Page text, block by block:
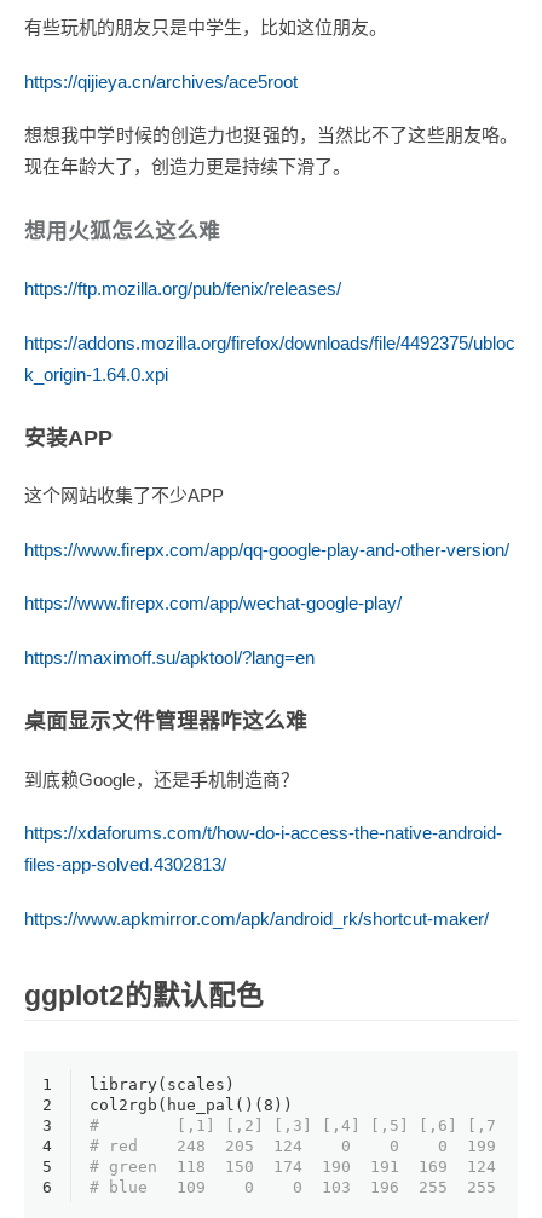
有些玩机的朋友只是中学生，比如这位朋友。
https://qijieya.cn/archives/ace5root
想想我中学时候的创造力也挺强的，当然比不了这些朋友咯。
现在年龄大了，创造力更是持续下滑了。
想用火狐怎么这么难
https://ftp.mozilla.org/pub/fenix/releases/
https://addons.mozilla.org/firefox/downloads/file/4492375/ubloc
k_origin-1.64.0.xpi
安装APP
这个网站收集了不少APP
https://www.firepx.com/app/qq-google-play-and-other-version/
https://www.firepx.com/app/wechat-google-play/
https://maximoff.su/apktool/?lang=en
桌面显示文件管理器咋这么难
到底赖Google，还是手机制造商？
https://xdaforums.com/t/how-do-i-access-the-native-android-
files-app-solved.4302813/
https://www.apkmirror.com/apk/android_rk/shortcut-maker/
ggplot2的默认配色
1
2
3
4
5
6
library(scales)
col2rgb(hue_pal()( 8 ))
#        [,1] [,2] [,3] [,4] [,5] [,6] [,7]
# red    248  205  124    0    0    0  199
# green  118  150  174  190  191  169  124
# blue   109    0    0  103  196  255  255